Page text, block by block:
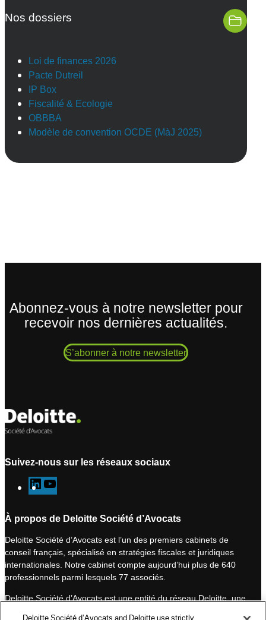
Nos dossiers
Loi de finances 2026
Pacte Dutreil
IP Box
Fiscalité & Ecologie
OBBBA
Modèle de convention OCDE (MàJ 2025)
Abonnez-vous à notre newsletter pour
recevoir nos dernières actualités.
S’abonner à notre newsletter
Suivez-nous sur les réseaux sociaux
L
i
k
e
d
I
n
o
T
u
b
e
À propos de Deloitte Société d’Avocats
Deloitte Société d’Avocats est l’un des premiers cabinets de
conseil français, spécialisé en stratégies fiscales et juridiques
internationales. Notre cabinet compte aujourd’hui plus de 640
professionnels parmi lesquels 77 associés.
Deloitte Société d’Avocats est une entité du réseau Deloitte, une
Deloitte Société d’Avocats and Deloitte use strictly